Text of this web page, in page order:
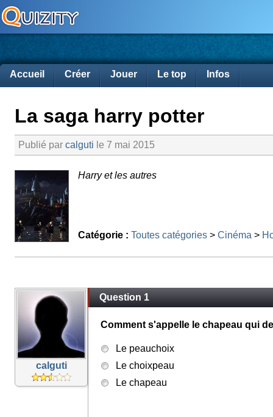
Accueil Créer Jouer Le top Infos
La saga harry potter
Publié par calguti le 7 mai 2015
Harry et les autres
Catégorie : Toutes catégories > Cinéma >
calguti
Question 1
Comment s'appelle le chapeau qui
Le peauchoix
Le choixpeau
Le chapeau